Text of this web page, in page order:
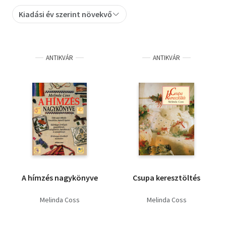
Szakkönyv
Tankönyv, segédkönyv
Társadalomtudomány
Természettudomány
Történelem
Kiadási év szerint növekvő
ANTIKVÁR
A hímzés nagykönyve
Melinda Coss
ANTIKVÁR
Csupa keresztöltés
Melinda Coss